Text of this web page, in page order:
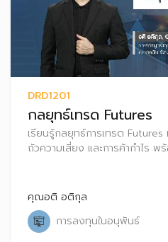
DRD1201
กลยุทธ์เทรด Futures
เรียนรู้กลยุทธ์การเทรด Futures
ถัวความเสี่ยง และการค้ากําไร พ
คุณอติ อติกุล
การลงทุนในอนุพันธ์